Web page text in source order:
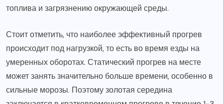
топлива и загрязнению окружающей среды.
Стоит отметить, что наиболее эффективный прогрев
происходит под нагрузкой, то есть во время езды на
умеренных оборотах. Статический прогрев на месте
может занять значительно больше времени, особенно в
сильные морозы. Поэтому золотая середина